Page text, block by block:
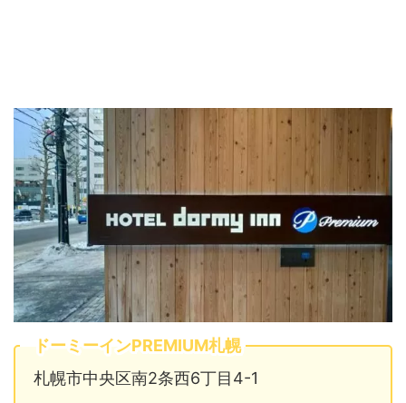
ドーミーインPREMIUM札幌
札幌市中央区南2条西6丁目4-1